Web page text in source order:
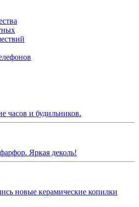
часов и будильников.
Яркая деколь!
новые керамические копилки